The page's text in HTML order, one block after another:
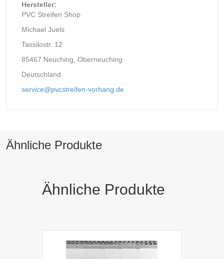
Hersteller:
PVC Streifen Shop
Michael Juels
Tassilostr. 12
85467 Neuching, Oberneuching
Deutschland
service@pvcstreifen-vorhang.de
Ähnliche Produkte
Ähnliche Produkte